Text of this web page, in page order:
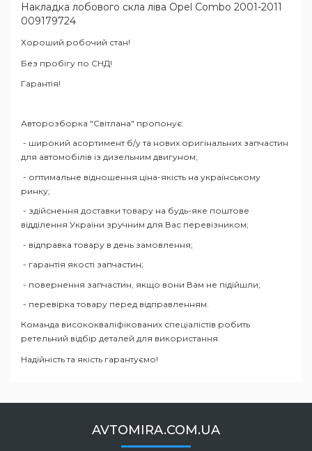
Накладка лобового скла ліва Opel Combo 2001-2011
009179724
Хороший робочий стан!
Без пробігу по СНД!
Гарантія!
Авторозборка "Світлана" пропонує:
- широкий асортимент б/у та нових оригінальних запчастин
для автомобілів із дизельним двигуном;
- оптимальне відношення ціна-якість на українському
ринку;
- здійснення доставки товару на будь-яке поштове
відділення України зручним для Вас перевізником;
- відправка товару в день замовлення;
- гарантія якості запчастин;
- повернення запчастин, якщо вони Вам не підійшли;
- перевірка товару перед відправленням.
Команда висококваліфікованих спеціалістів робить
ретельний відбір деталей для використання.
Надійність та якість гарантуємо!
AVTOMIRA.COM.UA